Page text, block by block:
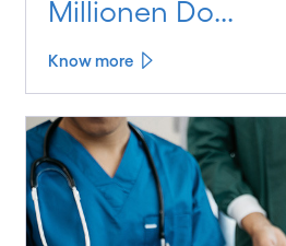
Millionen Do...
Know more